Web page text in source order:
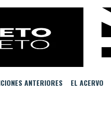
ANTERIORES EL ACERVO